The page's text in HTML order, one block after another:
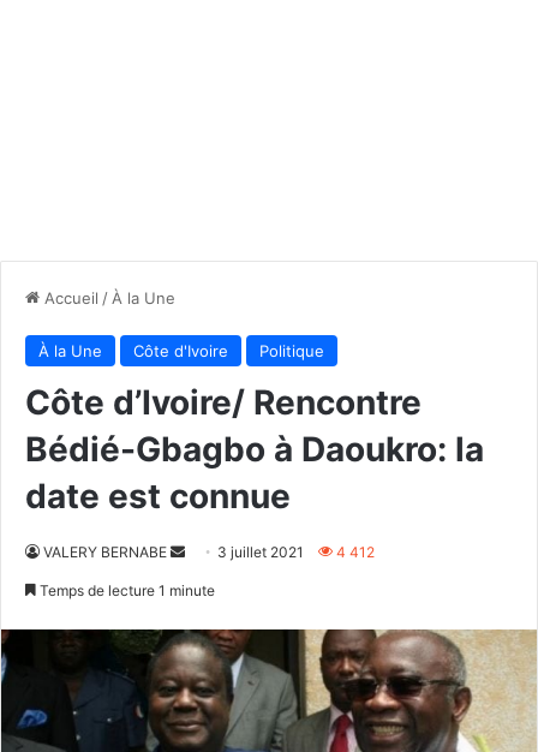
Accueil / À la Une
À la Une Côte d'Ivoire Politique
Côte d’Ivoire/ Rencontre
Bédié-Gbagbo à Daoukro: la
date est connue
VALERY BERNABE
Envoyer3 juillet 2021 4 412
Temps de lecture 1 minute